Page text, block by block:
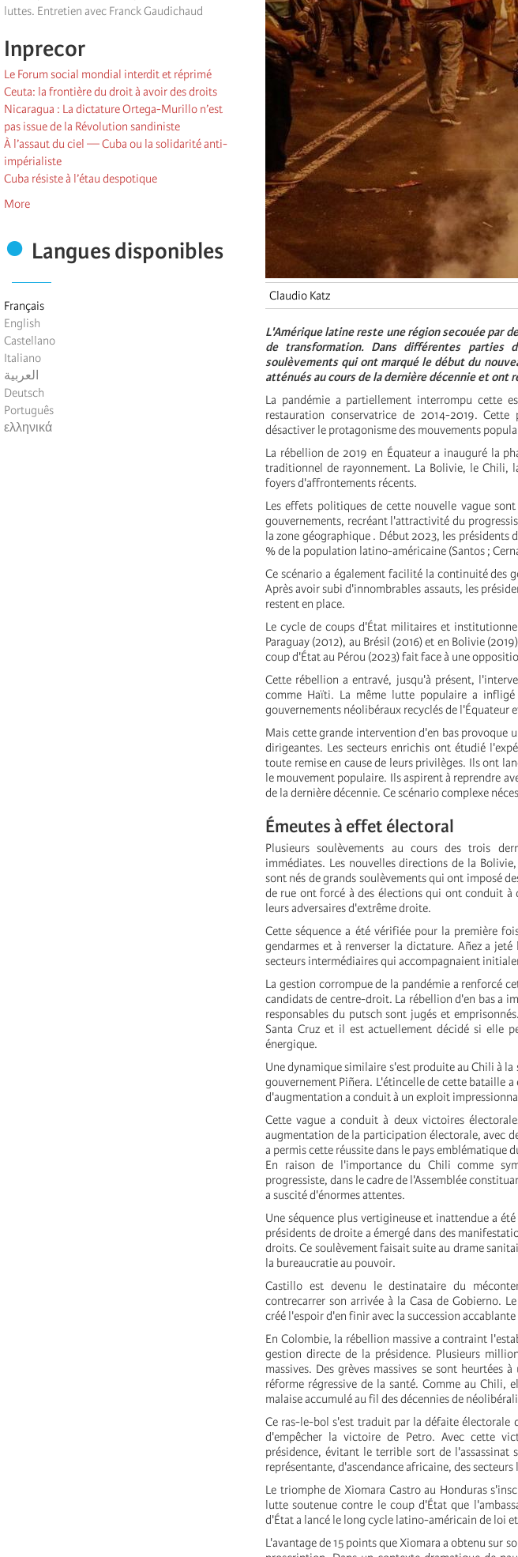
luttes. Entretien avec Franck Gaudichaud
Inprecor
Le Forum social mondial interdit et réprimé
Ceuta: la frontière du droit à avoir des droits
Nicaragua : La dictature Ortega-Murillo n’est
pas issue de la Révolution sandiniste
À l’assaut du ciel — Cuba ou la solidarité anti-
impérialiste
Cuba résiste à l’étau despotique
More
Langues disponibles
Français
English
Castellano
Italiano
العربية
Deutsch
Português
ελληνικά
Claudio Katz
L'Amérique latine reste une région secouée par
de transformation. Dans différentes parties
soulèvements qui ont marqué le début du
atténués au cours de la dernière décennie et
La pandémie a partiellement interrompu cette
restauration conservatrice de 2014-2019.
désactiver le protagonisme des mouvements
La rébellion de 2019 en Équateur a inauguré la
traditionnel de rayonnement. La Bolivie, le Chili,
foyers d'affrontements récents.
Les effets politiques de cette nouvelle vague
gouvernements, recréant l'attractivité du
la zone géographique . Début 2023, les présidents
% de la population latino-américaine (Santos ;
Ce scénario a également facilité la continuité des
Après avoir subi d'innombrables assauts, les
restent en place.
Le cycle de coups d'État militaires et
Paraguay (2012), au Brésil (2016) et en Bolivie
coup d'État au Pérou (2023) fait face à une
Cette rébellion a entravé, jusqu'à présent,
comme Haïti. La même lutte populaire a
gouvernements néolibéraux recyclés de l'Équateur
Mais cette grande intervention d'en bas provoque
dirigeantes. Les secteurs enrichis ont étudié
toute remise en cause de leurs privilèges. Ils ont
le mouvement populaire. Ils aspirent à reprendre
de la dernière décennie. Ce scénario complexe
Émeutes à effet électoral
Plusieurs soulèvements au cours des trois
immédiates. Les nouvelles directions de la
sont nés de grands soulèvements qui ont imposé
de rue ont forcé à des élections qui ont conduit à
leurs adversaires d'extrême droite.
Cette séquence a été vérifiée pour la première
gendarmes et à renverser la dictature. Añez a
secteurs intermédiaires qui accompagnaient
La gestion corrompue de la pandémie a renforcé
candidats de centre-droit. La rébellion d'en bas a
responsables du putsch sont jugés et
Santa Cruz et il est actuellement décidé si elle
énergique.
Une dynamique similaire s'est produite au Chili à
gouvernement Piñera. L'étincelle de cette bataille
d'augmentation a conduit à un exploit
Cette vague a conduit à deux victoires
augmentation de la participation électorale, avec
a permis cette réussite dans le pays emblématique
En raison de l'importance du Chili comme
progressiste, dans le cadre de l'Assemblée
a suscité d'énormes attentes.
Une séquence plus vertigineuse et inattendue a
présidents de droite a émergé dans des
droits. Ce soulèvement faisait suite au drame
la bureaucratie au pouvoir.
Castillo est devenu le destinataire du
contrecarrer son arrivée à la Casa de Gobierno.
créé l'espoir d'en finir avec la succession
En Colombie, la rébellion massive a contraint
gestion directe de la présidence. Plusieurs
massives. Des grèves massives se sont heurtées
réforme régressive de la santé. Comme au Chili,
malaise accumulé au fil des décennies de
Ce ras-le-bol s'est traduit par la défaite
d'empêcher la victoire de Petro. Avec cette
présidence, évitant le terrible sort de l'assassinat
représentante, d'ascendance africaine, des
Le triomphe de Xiomara Castro au Honduras
lutte soutenue contre le coup d'État que
d'État a lancé le long cycle latino-américain de loi
L'avantage de 15 points que Xiomara a obtenu sur